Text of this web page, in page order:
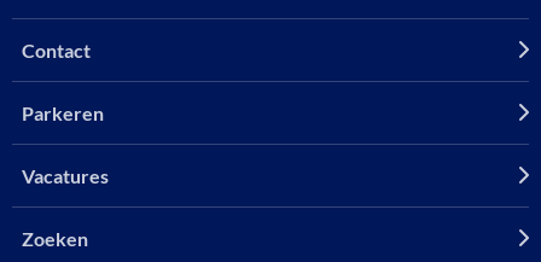
Contact
Parkeren
Vacatures
Zoeken